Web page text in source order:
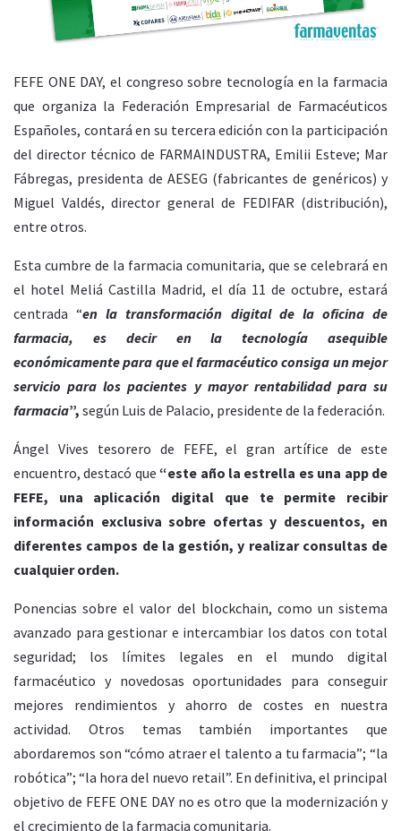
FEFE ONE DAY, el congreso sobre tecnología en la farmacia
que organiza la Federación Empresarial de Farmacéuticos
Españoles, contará en su tercera edición con la participación
del director técnico de FARMAINDUSTRA, Emilii Esteve; Mar
Fábregas, presidenta de AESEG (fabricantes de genéricos) y
Miguel Valdés, director general de FEDIFAR (distribución),
entre otros.
Esta cumbre de la farmacia comunitaria, que se celebrará en
el hotel Meliá Castilla Madrid, el día 11 de octubre, estará
centrada “en la transformación digital de la oficina de
farmacia, es decir en la tecnología asequible
económicamente para que el farmacéutico consiga un mejor
servicio para los pacientes y mayor rentabilidad para su
farmacia”, según Luis de Palacio, presidente de la federación.
Ángel Vives tesorero de FEFE, el gran artífice de este
encuentro, destacó que “este año la estrella es una app de
FEFE, una aplicación digital que te permite recibir
información exclusiva sobre ofertas y descuentos, en
diferentes campos de la gestión, y realizar consultas de
cualquier orden.
Ponencias sobre el valor del blockchain, como un sistema
avanzado para gestionar e intercambiar los datos con total
seguridad; los límites legales en el mundo digital
farmacéutico y novedosas oportunidades para conseguir
mejores rendimientos y ahorro de costes en nuestra
actividad. Otros temas también importantes que
abordaremos son “cómo atraer el talento a tu farmacia”; “la
robótica”; “la hora del nuevo retail”. En definitiva, el principal
objetivo de FEFE ONE DAY no es otro que la modernización y
el crecimiento de la farmacia comunitaria.